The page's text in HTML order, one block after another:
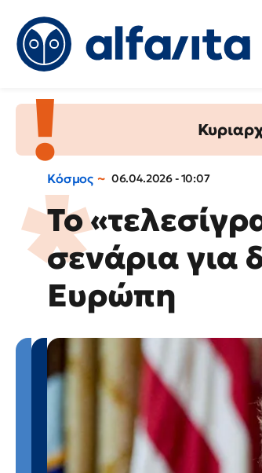
Κόσμος 06.04.2026 - 10:07
Το
σενάρια για
Ευρώπη